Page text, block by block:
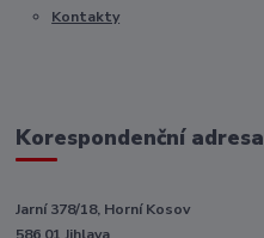
Kontakty
Korespondenční adresa
Jarní 378/18, Horní Kosov